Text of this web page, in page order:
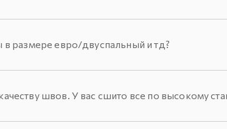
в размере евро/двуспальный и тд?
швов. У вас сшито все по высокому